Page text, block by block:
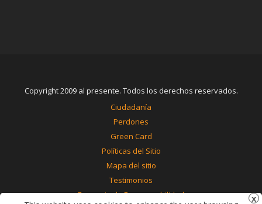
Copyright 2009 al presente. Todos los derechos reservados.
Ciudadanía
Perdones
Green Card
Políticas del Sitio
Mapa del sitio
Testimonios
Renuncia de Responsabilidad